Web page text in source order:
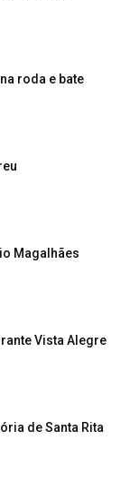
roda e bate
Magalhães
Vista Alegre
de Santa Rita